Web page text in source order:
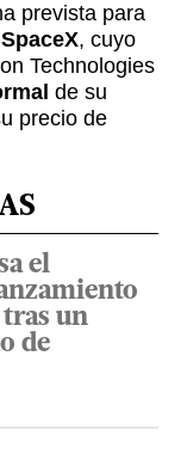
prevista para
SpaceX, cuyo
Technologies
de su
precio de
el
un
de